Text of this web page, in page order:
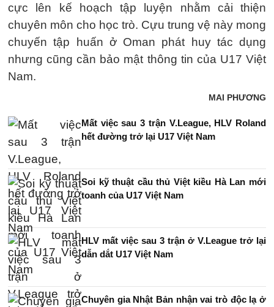
cực lên kế hoạch tập luyện nhằm cải thiện
chuyên môn cho học trò. Cựu trung vệ này mong
chuyến tập huấn ở Oman phát huy tác dụng
nhưng cũng cần bảo mật thông tin của U17 Việt
Nam.
MAI PHƯƠNG
Mất việc sau 3 trận V.League, HLV Roland
hết đường trở lại U17 Việt Nam
Soi kỹ thuật cầu thủ Việt kiều Hà Lan mới
toanh của U17 Việt Nam
HLV mất việc sau 3 trận ở V.League trở lại
dẫn dắt U17 Việt Nam
Chuyên gia Nhật Bản nhận vai trò độc lạ ở